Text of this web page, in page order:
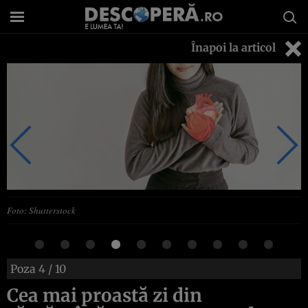
Înapoi la articol
Foto: Shutterstock
Poza 4 / 10
Cea mai proastă zi din